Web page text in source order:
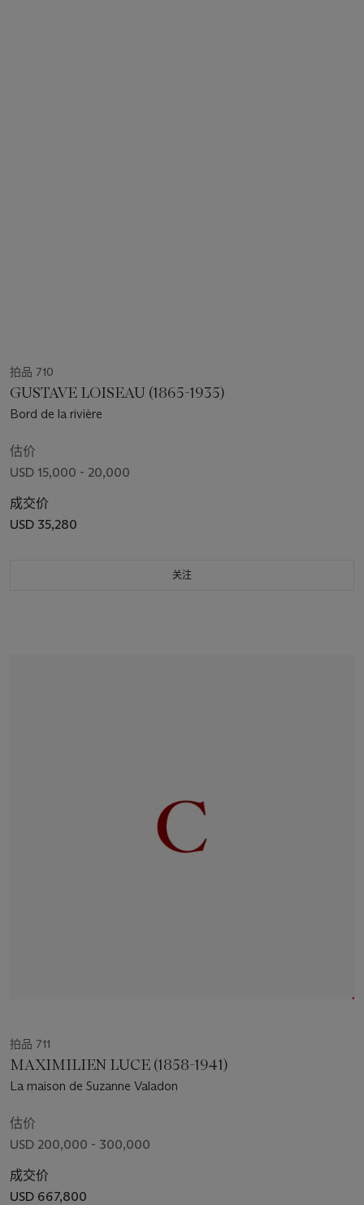
拍品 710
GUSTAVE LOISEAU (1865-1935)
Bord de la rivière
估价
USD 15,000 - 20,000
成交价
USD 35,280
关注
拍品 711
MAXIMILIEN LUCE (1858-1941)
La maison de Suzanne Valadon
估价
USD 200,000 - 300,000
成交价
USD 667,800